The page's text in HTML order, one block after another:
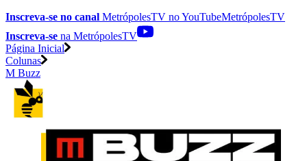
Inscreva-se no canal MetrópolesTV noYouTubeMetrópolesTV
Inscreva-se na MetrópolesTV
Página Inicial
Colunas
M Buzz